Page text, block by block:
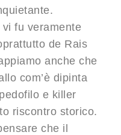
fu veramente
de Rais
anche che
com’è dipinta
e killer
riscontro storico.
che il